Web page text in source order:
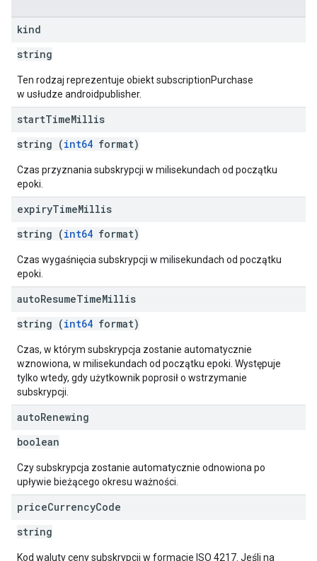
kind
string
Ten rodzaj reprezentuje obiekt subscriptionPurchase
w usłudze androidpublisher.
startTimeMillis
string (int64 format)
Czas przyznania subskrypcji w milisekundach od początku
epoki.
expiryTimeMillis
string (int64 format)
Czas wygaśnięcia subskrypcji w milisekundach od początku
epoki.
autoResumeTimeMillis
string (int64 format)
Czas, w którym subskrypcja zostanie automatycznie
wznowiona, w milisekundach od początku epoki. Występuje
tylko wtedy, gdy użytkownik poprosił o wstrzymanie
subskrypcji.
autoRenewing
boolean
Czy subskrypcja zostanie automatycznie odnowiona po
upływie bieżącego okresu ważności.
priceCurrencyCode
string
Kod waluty ceny subskrypcji w formacie ISO 4217. Jeśli na